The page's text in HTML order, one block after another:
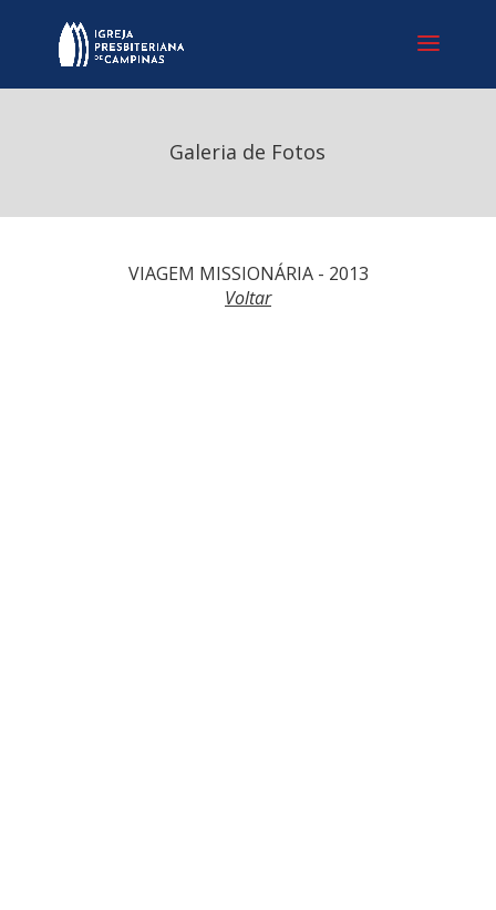
Galeria de Fotos
VIAGEM MISSIONÁRIA - 2013
Voltar